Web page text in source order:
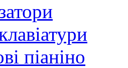
піаніно